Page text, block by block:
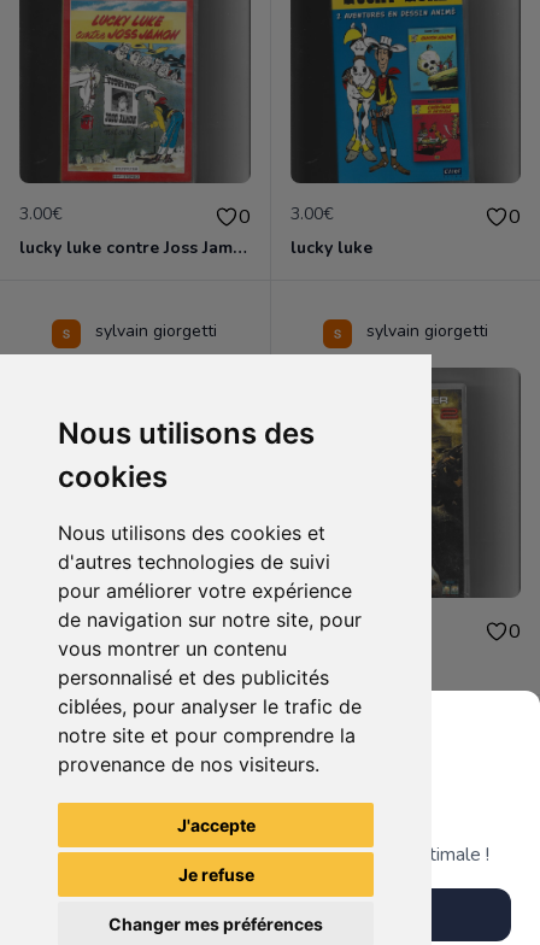
Nous utilisons des
cookies
Nous utilisons des cookies et
d'autres technologies de suivi
pour améliorer votre expérience
de navigation sur notre site, pour
vous montrer un contenu
personnalisé et des publicités
ciblées, pour analyser le trafic de
notre site et pour comprendre la
provenance de nos visiteurs.
J'accepte
Je refuse
Changer mes préférences
3.00€ 0
lucky luke contre Joss Jamon
3.00€ 0
lucky luke
sylvain giorgetti
3.00€ 0
grosse fatigue
sylvain giorgetti
3.00€ 0
Voir tous les articles du vendeur
Grenier du Geek
Télécharge notre app pour une expérience optimale !
Télécharger l'app